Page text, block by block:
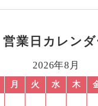
営業日カレンダ
2026年8月
月 火 水 木